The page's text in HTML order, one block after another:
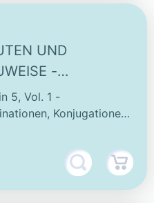
UND
-
VIDEO
5, Vol. 1 -
Konjugationen